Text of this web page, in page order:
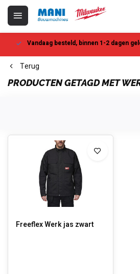
Vandaag besteld, binnen 1-2 dagen
Terug
PRODUCTEN GETAGD MET
Freeflex Werk jas zwart